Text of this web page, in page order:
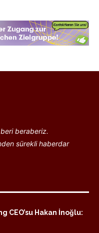
beraberiz.
sürekli haberdar
CEO’su Hakan İnoğlu: